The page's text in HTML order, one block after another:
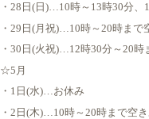
・28日(日)…10時～13時30分、
・29日(月祝)…10時～20時まで
・30日(火祝)…12時30分～20時
☆5月
・1日(水)…お休み
・2日(木)…10時～20時まで空き